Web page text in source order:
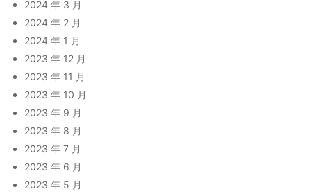
2024 年 3 月
2024 年 2 月
2024 年 1 月
2023 年 12 月
2023 年 11 月
2023 年 10 月
2023 年 9 月
2023 年 8 月
2023 年 7 月
2023 年 6 月
2023 年 5 月